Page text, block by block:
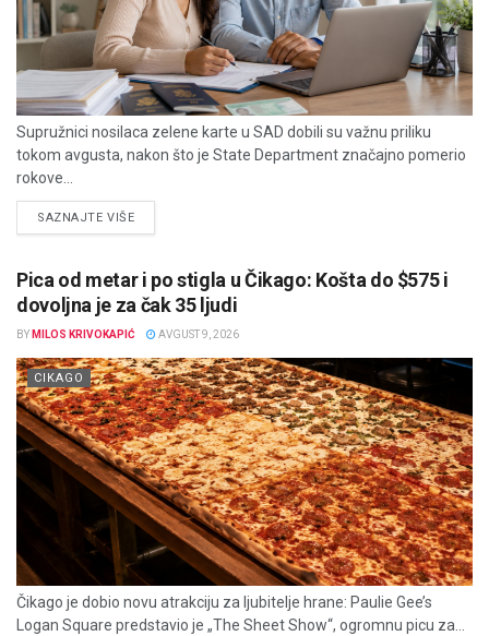
Supružnici nosilaca zelene karte u SAD dobili su važnu priliku
tokom avgusta, nakon što je State Department značajno pomerio
rokove...
SAZNAJTE VIŠEDETAILS
Pica od metar i po stigla u Čikago: Košta do $575 i
dovoljna je za čak 35 ljudi
BY MILOS KRIVOKAPIĆ AVGUST 9, 2026
CIKAGO
Čikago je dobio novu atrakciju za ljubitelje hrane: Paulie Gee’s
Logan Square predstavio je „The Sheet Show“, ogromnu picu za...